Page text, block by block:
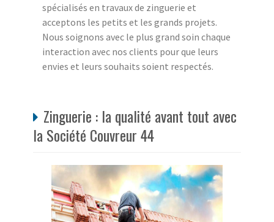
spécialisés en travaux de zinguerie et
acceptons les petits et les grands projets.
Nous soignons avec le plus grand soin chaque
interaction avec nos clients pour que leurs
envies et leurs souhaits soient respectés.
Zinguerie : la qualité avant tout avec
la Société Couvreur 44